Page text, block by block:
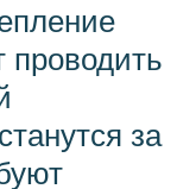
проводить
за